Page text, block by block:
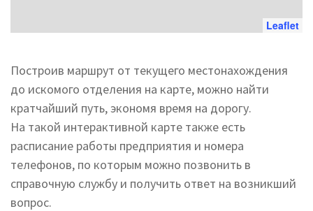
Leaflet
Построив маршрут от текущего местонахождения
до искомого отделения на карте, можно найти
кратчайший путь, экономя время на дорогу.
На такой интерактивной карте также есть
расписание работы предприятия и номера
телефонов, по которым можно позвонить в
справочную службу и получить ответ на возникший
вопрос.